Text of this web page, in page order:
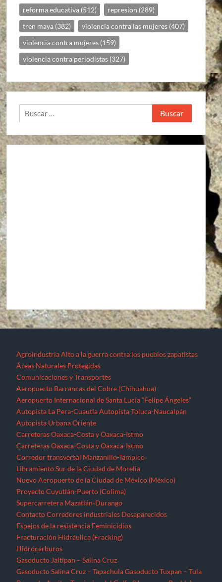
reforma educativa (512) represion (289)
tren maya (382) violencia contra las mujeres (407)
violencia contra mujeres (159)
violencia contra periodistas (327)
Buscar:
Carreteras Oaxaca-Costa y Oaxaca-Istmo
Carreteras Oaxaca-Costa y Oaxaca-Istmo
Corredor transversal Manzanillo-Tampico
Nuevo Aeropuerto de la Ciudad de México (México)
Proyecto Cuyutlán-Puerto (Colima)
Supercarretera Mazatlán-Durango
ContactoCorredores industrialesDesaparecidos
Espejos de la resistenciaFeminicidios
Fracturación Hidráulica (Fracking)
Hidrocarburos
Gasoducto Jaltipan – Salina Cruz
Gasoducto Salina Cruz – TapachulaGasoducto Tuxpan – Tula
Proyecto Aceites Terciarios del Golfo (Veracruz y Puebla)
Sistema de Transporte de Gas Natural Norte-Noroeste
Home JornalerosMEGAPROYECTOSMichoacánMigrantes
Militarización
Minería
Minería en el Cerro de San Pedro
Minería en el Istmo de Tehuantepec
MorelosNayaritNOTICIASNoticias Nacionales
OaxacaPalabras del EZLN
Parques eólicos
Corredor Eólico del Istmo de Tehuantepec